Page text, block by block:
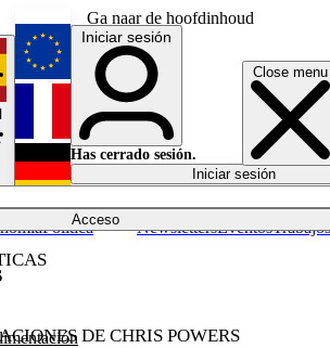
Ga naar de hoofdinhoud
Close menu
Acceso
Política NewslettersEventosTrabajos
English
Français
Iniciar sesión
Has cerrado sesión.
Iniciar sesión
DE CHRIS POWERS